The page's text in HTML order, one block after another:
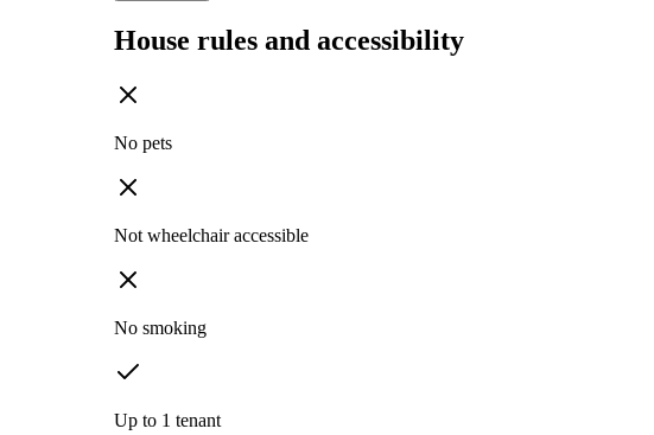
House rules and accessibility
No pets
Not wheelchair accessible
No smoking
Up to 1 tenant